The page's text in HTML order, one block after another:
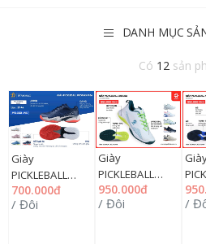
DANH MỤC
Có 12 sản
Giày
PICKLEBALL
Động Lực
Promax PR-PI86
700.000đ
/ Đôi
Giày
PICKLEBALL
Động Lực
JOGARBOLA
950.000đ
/ Đôi /